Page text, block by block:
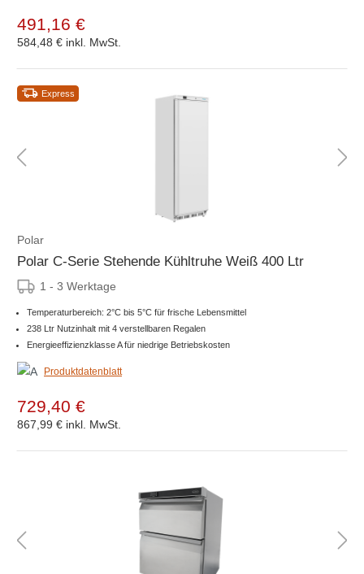
491,16 €
584,48 € inkl. MwSt.
Express
Polar
Polar C-Serie Stehende Kühltruhe Weiß 400 Ltr
1 - 3 Werktage
Temperaturbereich: 2°C bis 5°C für frische Lebensmittel
238 Ltr Nutzinhalt mit 4 verstellbaren Regalen
Energieeffizienzklasse A für niedrige Betriebskosten
Produktdatenblatt
729,40 €
867,99 € inkl. MwSt.